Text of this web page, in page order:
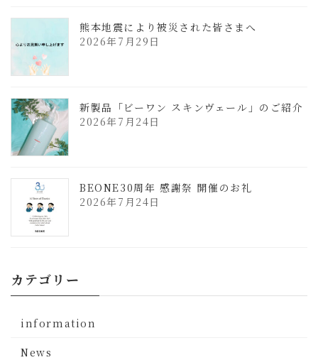
熊本地震により被災された皆さまへ
2026年7月29日
新製品「ビーワン スキンヴェール」のご紹介
2026年7月24日
BEONE30周年 感謝祭 開催のお礼
2026年7月24日
カテゴリー
information
News